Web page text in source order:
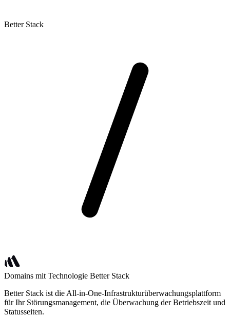
Better Stack
Domains mit Technologie Better Stack
Better Stack ist die All-in-One-Infrastrukturüberwachungsplattform
für Ihr Störungsmanagement, die Überwachung der Betriebszeit und
Statusseiten.